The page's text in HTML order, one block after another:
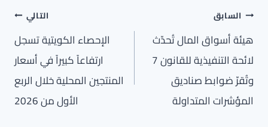
تصفّح
المقالات
السابق
هيئة أسواق المال تُحدّث
لائحة التنفيذية للقانون 7
وتُقرّ ضوابط صناديق
المؤشرات المتداولة
التالي
الإحصاء الكويتية تسجل
ارتفاعاً كبيراً في أسعار
المنتجين المحلية خلال الربع
الأول من 2026